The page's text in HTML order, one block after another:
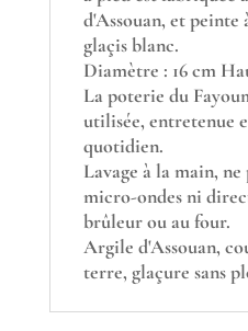
d'Assouan, et peinte
glaçis blanc.
Diamètre : 16 cm
La poterie du
utilisée, entretenue
quotidien.
Lavage à la main,
micro-ondes ni
brûleur ou au four.
Argile d'Assouan,
terre, glaçure sans